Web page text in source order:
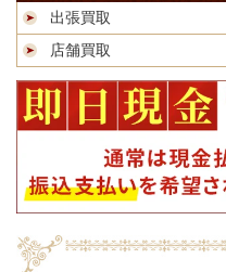
出張買取
店舗買取